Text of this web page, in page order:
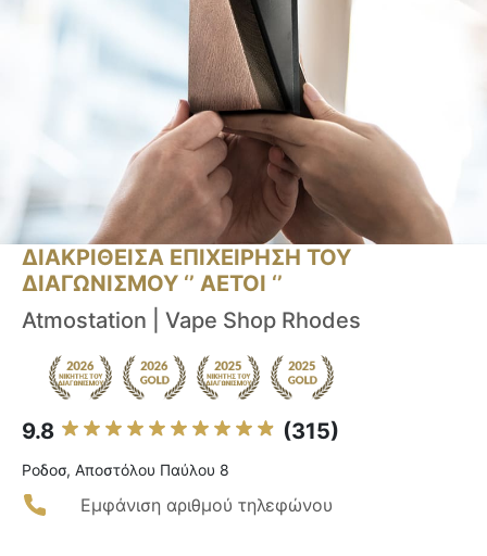
ΔΙΑΚΡΙΘΕΙΣΑ ΕΠΙΧΕΙΡΗΣΗ ΤΟΥ
ΔΙΑΓΩΝΙΣΜΟΥ ‘’ ΑΕΤΟΙ ‘’
Atmostation | Vape Shop Rhodes
9.8 (315)
Ροδοσ, Αποστόλου Παύλου 8
Εμφάνιση αριθμού τηλεφώνου